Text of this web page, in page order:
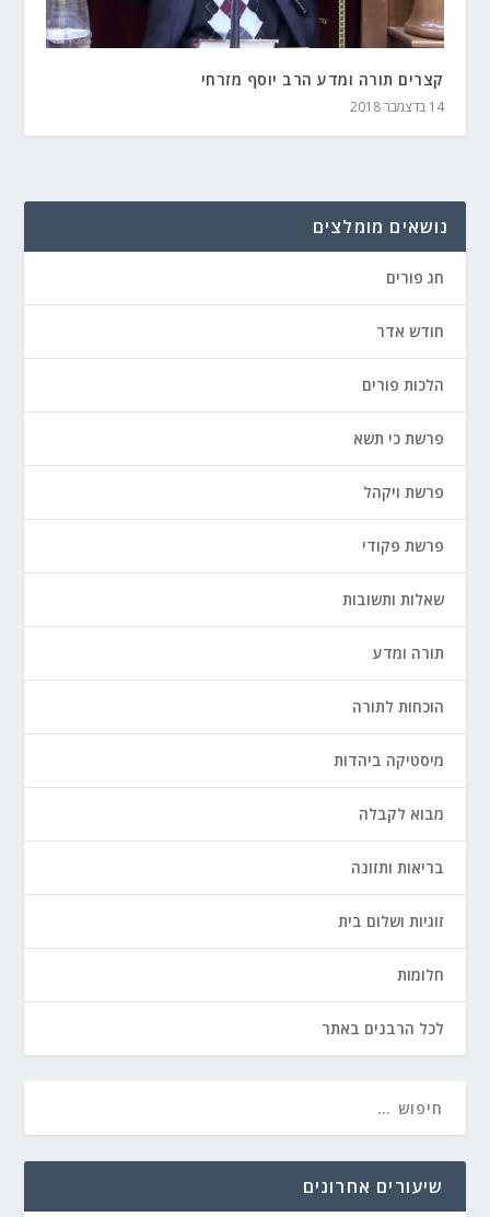
קצרים תורה ומדע הרב יוסף מזרחי
14 בדצמבר 2018
נושאים מומלצים
חג פורים
חודש אדר
הלכות פורים
פרשת כי תשא
פרשת ויקהל
פרשת פקודי
שאלות ותשובות
תורה ומדע
הוכחות לתורה
מיסטיקה ביהדות
מבוא לקבלה
בריאות ותזונה
זוגיות ושלום בית
חלומות
לכל הרבנים באתר
שיעורים אחרונים